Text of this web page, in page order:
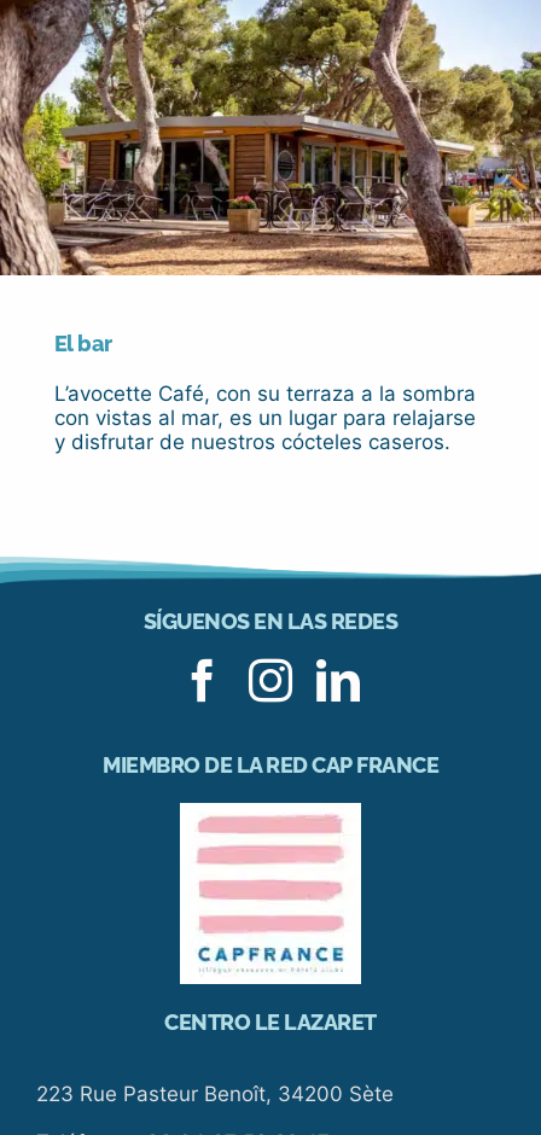
El bar
L’avocette Café, con su terraza a la sombra
con vistas al mar, es un lugar para relajarse
y disfrutar de nuestros cócteles caseros.
SÍGUENOS EN LAS REDES
MIEMBRO DE LA RED CAP FRANCE
CENTRO LE LAZARET
223 Rue Pasteur Benoît, 34200 Sète